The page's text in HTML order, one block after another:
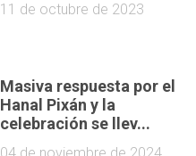
11 de octubre de 2023
Masiva respuesta por el
Hanal Pixán y la
celebración se llev...
04 de noviembre de 2024